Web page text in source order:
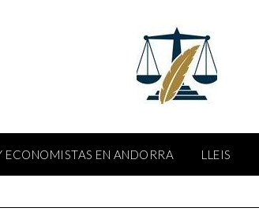
ECONOMISTAS EN ANDORRA LLEIS